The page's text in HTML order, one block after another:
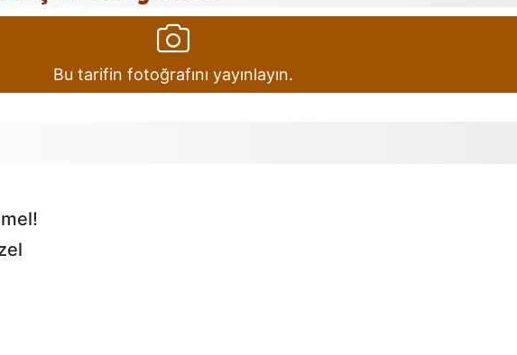
Bu tarifin fotoğrafını yayınlayın.